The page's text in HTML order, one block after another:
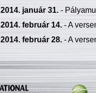
2014. január 31.-
2014. február 14.- A
2014. február 28.- A